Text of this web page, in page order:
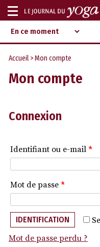
Aller
au
contenu
d‘information
indépendant
Afficher
ou
masquer
la
navigation
Accueil > Mon compte
Mon compte
Connexion
Identifiant ou e-mail *
Mot de passe *
IDENTIFICATION
Mot de passe perdu ?